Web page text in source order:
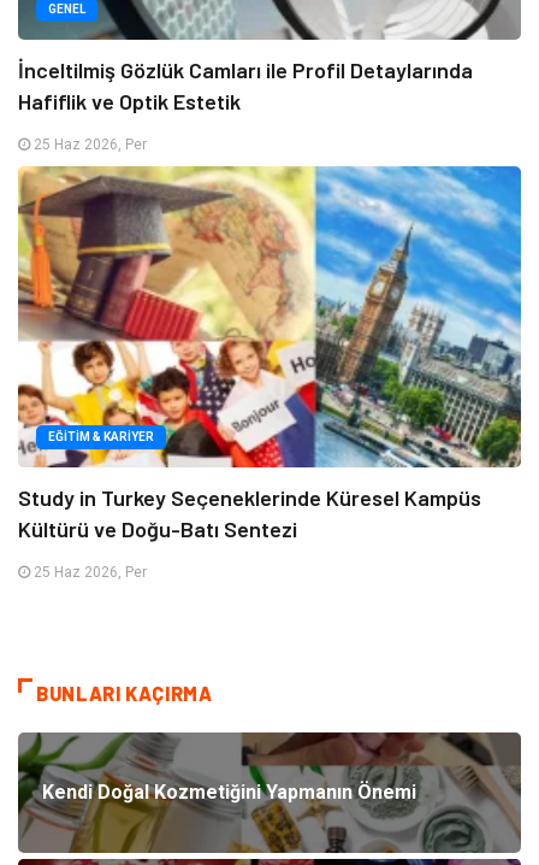
GENEL
İnceltilmiş Gözlük Camları ile Profil Detaylarında
Hafiflik ve Optik Estetik
25 Haz 2026, Per
EĞITIM & KARIYER
Study in Turkey Seçeneklerinde Küresel Kampüs
Kültürü ve Doğu-Batı Sentezi
25 Haz 2026, Per
BUNLARI KAÇIRMA
Kendi Doğal Kozmetiğini Yapmanın Önemi